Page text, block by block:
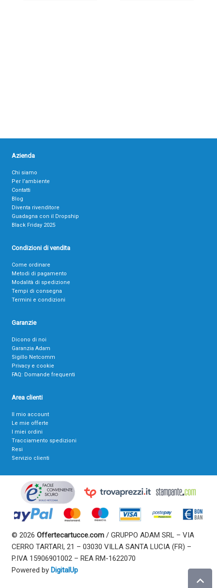
Azienda
Chi siamo
Per l’ambiente
Contatti
Blog
Diventa rivenditore
Guadagna con il Dropship
Black Friday 2025
Condizioni di vendita
Come ordinare
Metodi di pagamento
Modalità di spedizione
Tempi di consegna
Termini e condizioni
Garanzie
Dicono di noi
Garanzia Adam
Sigillo Netcomm
Privacy e cookie
FAQ: Domande frequenti
Area clienti
Il mio account
Le mie offerte
I miei ordini
Tracciamento spedizioni
Resi
Servizio clienti
© 2026 Offertecartucce.com / GRUPPO ADAM SRL – VIA
CERRO TARTARI, 21 – 03030 VILLA SANTA LUCIA (FR) –
P.IVA 15906901002 – REA RM-1622070
Powered by DigitalUp